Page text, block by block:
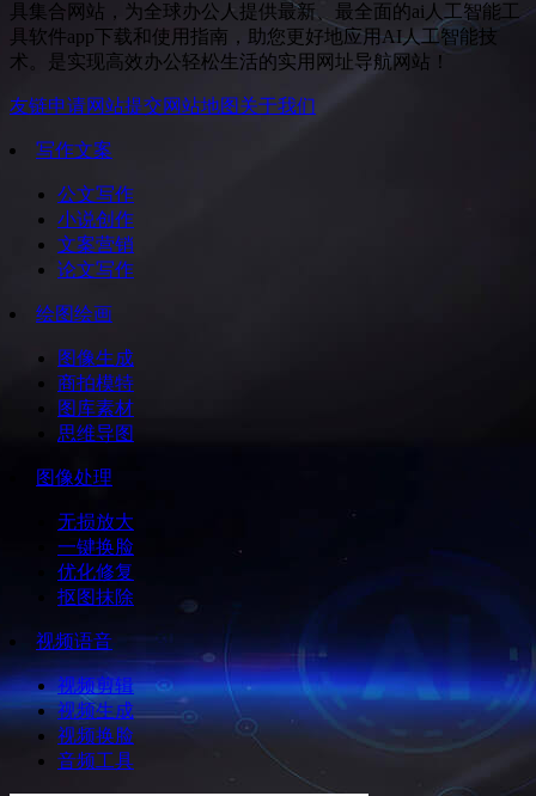
具集合网站，为全球办公人提供最新、最全面的ai人工智能工
具软件app下载和使用指南，助您更好地应用AI人工智能技
术。是实现高效办公轻松生活的实用网址导航网站！
友链申请网站提交网站地图 关于我们
写作文案
公文写作
小说创作
文案营销
论文写作
绘图绘画
图像生成
商拍模特
图库素材
思维导图
图像处理
无损放大
一键换脸
优化修复
抠图抹除
视频语音
视频剪辑
视频生成
视频换脸
音频工具